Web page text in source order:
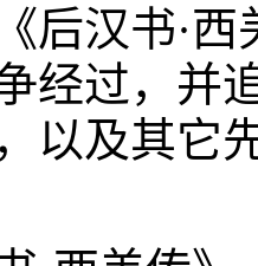
后汉书·
经过，并
以及其它